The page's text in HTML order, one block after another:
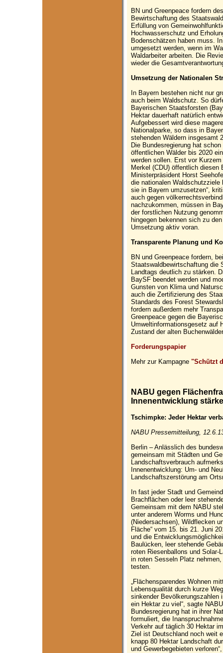
BN und Greenpeace fordern
Bewirtschaftung des
Erfüllung von
Hochwasserschutz und
Bodenschätzen haben muss.
umgesetzt werden, wenn im
Waldarbeiter arbeiten. Die
wieder die
Umsetzung der Nationalen
In Bayern bestehen nicht nur
auch beim Waldschutz. So
Bayerischen Staatsforsten
Hektar dauerhaft natürlich
Aufgebessert wird diese
Nationalparke, so dass in
stehenden Wäldern insgesamt
Die Bundesregierung hat
öffentlichen Wälder bis 2020
werden sollen. Erst vor
Merkel (CDU) öffentlich diesen
Ministerpräsident Horst
die nationalen
sie in Bayern umzusetzen“,
auch gegen
nachzukommen, müssen in
der forstlichen Nutzung
hingegen bekennen sich zu
Umsetzung aktiv voran.
Transparente Planung und
BN und Greenpeace fordern,
Staatswaldbewirtschaftung die
Landtags deutlich zu stärken.
BaySF beendet werden und
Gunsten von Klima und
auch die Zertifizierung des
Standards des Forest
fordern außerdem mehr
Greenpeace gegen die
Umweltinformationsgesetz auf
Zustand der alten
Forderungspapier
Mehr zur Kampagne "Schützt
NABU gegen
Innenentwicklung
Tschimpke: Jeder Hektar
NABU Pressemitteilung,
Berlin – Anlässlich des
gemeinsam mit Städten und
Landschaftsverbrauch
Innenentwicklung: Um- und
Landschaftszerstörung am
In fast jeder Stadt und
Brachflächen oder leer
Gemeinsam mit dem NABU
unter anderem Worms und
(Niedersachsen), Wildflecken
Fläche“ vom 15. bis 21. Juni
und die
Baulücken, leer stehende
roten Riesenballons und Solar-
in roten Sesseln Platz
testen.
„Flächensparendes Wohnen
Lebensqualität durch kurze
sinkender Bevölkerungszahlen
ein Hektar zu viel“, sagte
Bundesregierung hat in ihrer
formuliert, die
Verkehr auf täglich 30 Hektar
Ziel ist Deutschland noch weit
knapp 80 Hektar Landschaft
und Gewerbegebieten